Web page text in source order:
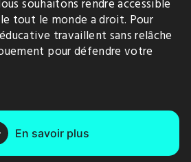
souhaitons rendre accessible
tout le monde a droit. Pour
travaillent sans relâche
pour défendre votre
En savoir plus